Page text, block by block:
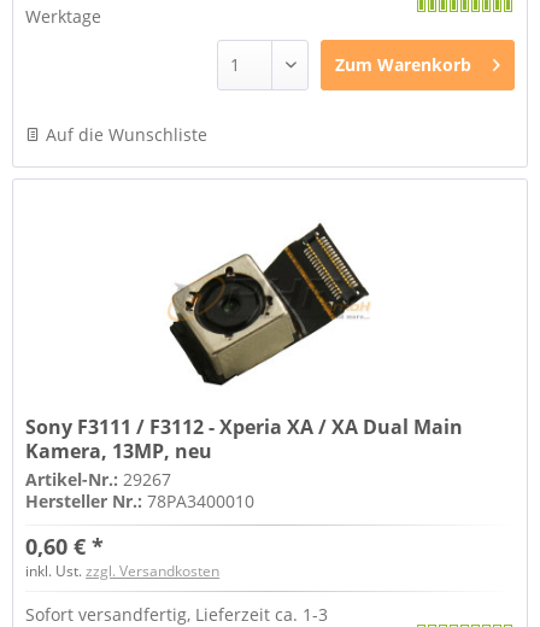
Werktage
Zum Warenkorb
Auf die Wunschliste
Sony F3111 / F3112 - Xperia XA / XA Dual Main
Kamera, 13MP, neu
Artikel-Nr.: 29267
Hersteller Nr.:78PA3400010
0,60 € *
inkl. Ust.zzgl. Versandkosten
Sofort versandfertig, Lieferzeit ca. 1-3